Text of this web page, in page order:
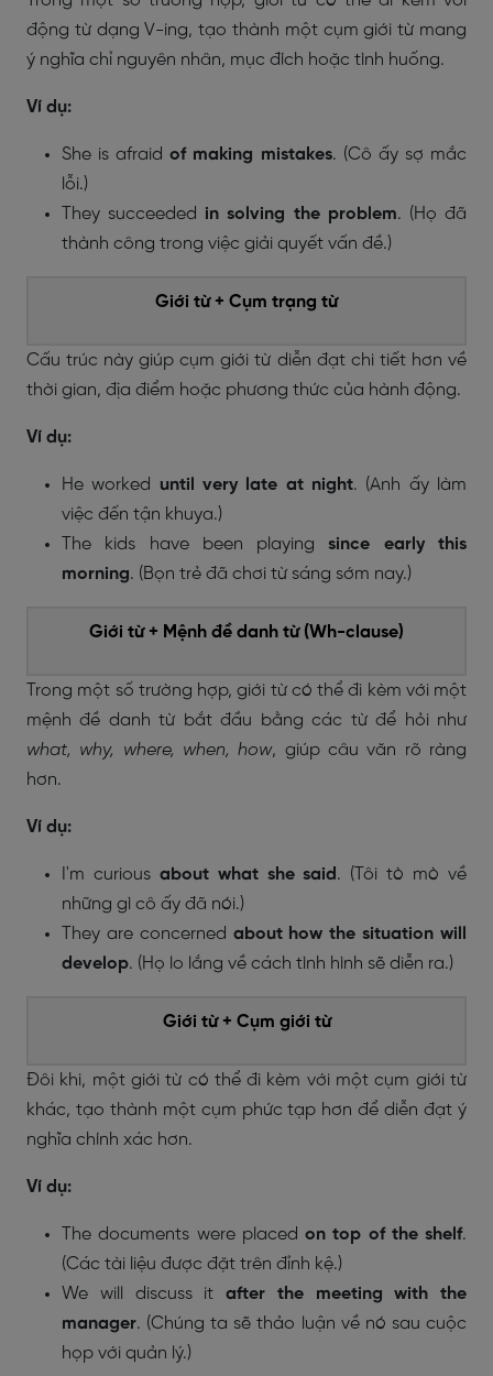
động từ dạng V-ing, tạo thành một cụm giới từ mang
ý nghĩa chỉ nguyên nhân, mục đích hoặc tình huống.
Ví dụ:
She is afraidof making mistakes. (Cô ấy sợ mắc
lỗi.)
They succeeded in solving the problem. (Họ đã
thành công trong việc giải quyết vấn đề.)
Giới từ + Cụm trạng từ
Cấu trúc này giúp cụm giới từ diễn đạt chi tiết hơn về
thời gian, địa điểm hoặc phương thức của hành động.
Ví dụ:
He worked until very late at night. (Anh ấy làm
việc đến tận khuya.)
The kids have been playingsince early this
morning. (Bọn trẻ đã chơi từ sáng sớm nay.)
Giới từ + Mệnh đề danh từ (Wh-clause)
Trong một số trường hợp, giới từ có thể đi kèm với một
mệnh đề danh từ bắt đầu bằng các từ để hỏi như
what, why, where, when, how, giúp câu văn rõ ràng
hơn.
Ví dụ:
I'm curious about what she said. (Tôi tò mò về
những gì cô ấy đã nói.)
They are concerned about how the situation will
develop. (Họ lo lắng về cách tình hình sẽ diễn ra.)
Giới từ + Cụm giới từ
Đôi khi, một giới từ có thể đi kèm với một cụm giới từ
khác, tạo thành một cụm phức tạp hơn để diễn đạt ý
nghĩa chính xác hơn.
Ví dụ:
The documents were placed on top of the shelf.
(Các tài liệu được đặt trên đỉnh kệ.)
We will discuss it after the meeting with the
manager. (Chúng ta sẽ thảo luận về nó sau cuộc
họp với quản lý.)